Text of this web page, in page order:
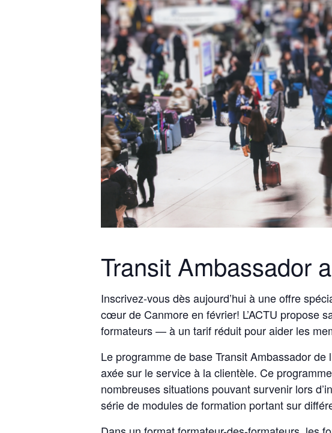
Transit Ambassador
Inscrivez-vous dès aujourd’hui à une offre
cœur de Canmore en février! L’ACTU propose
formateurs — à un tarif réduit pour aider les
Le programme de base Transit Ambassador de
axée sur le service à la clientèle. Ce
nombreuses situations pouvant survenir lors
série de modules de formation portant sur